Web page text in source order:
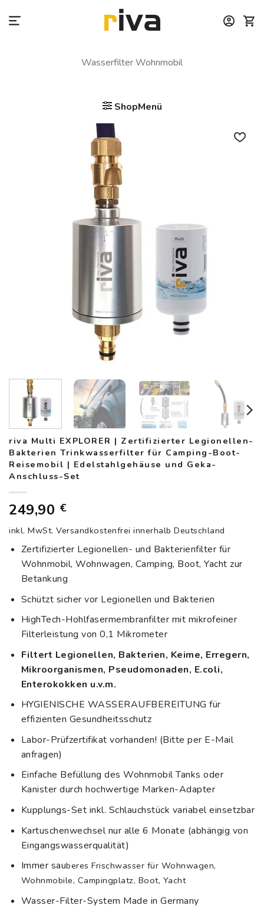
Inhalt
Wasserfilter Wohnmobil
ShopMenü
riva Multi EXPLORER | Zertifizierter Legionellen-
Bakterien Trinkwasserfilter für Camping-Boot-
Reisemobil | Edelstahlgehäuse und Geka-
Anschluss-Set
249,90 €
inkl. MwSt. Versandkostenfrei innerhalb Deutschland
Zertifizierter Legionellen- und Bakterienfilter für
Wohnmobil, Wohnwagen, Camping, Boot, Yacht zur
Betankung
Schützt sicher vor Legionellen und Bakterien
HighTech-Hohlfasermembranfilter mit mikrofeiner
Filterleistung von 0,1 Mikrometer
Filtert Legionellen, Bakterien, Keime, Erregern,
Mikroorganismen, Pseudomonaden, E.coli,
Enterokokken u.v.m.
HYGIENISCHE WASSERAUFBEREITUNG für
effizienten Gesundheitsschutz
Labor-Prüfzertifikat vorhanden! (Bitte per E-Mail
anfragen)
Einfache Befüllung des Wohnmobil Tanks oder
Kanister durch hochwertige Marken-Adapter
Kupplungs-Set inkl. Schlauchstück variabel einsetzbar
Kartuschenwechsel nur alle 6 Monate (abhängig von
Eingangswasserqualität)
Immer sauberes Frischwasser für Wohnwagen,
Wohnmobile, Campingplatz, Boot, Yacht
Wasser-Filter-System Made in Germany